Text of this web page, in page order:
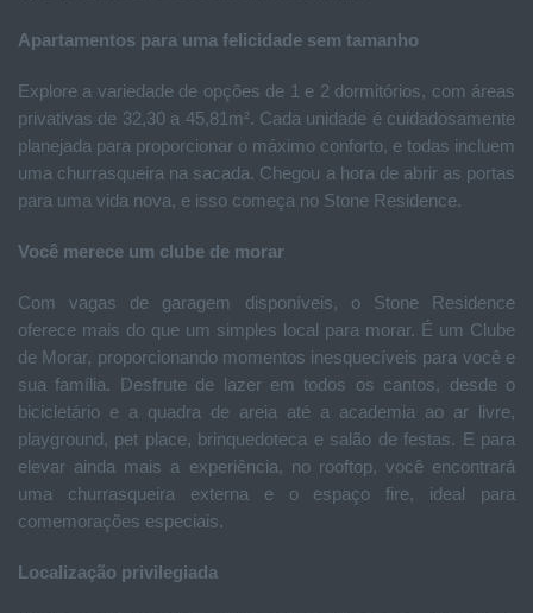
Apartamentos para uma felicidade sem tamanho
Explore a variedade de opções de 1 e 2 dormitórios, com áreas
privativas de 32,30 a 45,81m². Cada unidade é cuidadosamente
planejada para proporcionar o máximo conforto, e todas incluem
uma churrasqueira na sacada. Chegou a hora de abrir as portas
para uma vida nova, e isso começa no Stone Residence.
Você merece um clube de morar
Com vagas de garagem disponíveis, o Stone Residence
oferece mais do que um simples local para morar. É um Clube
de Morar, proporcionando momentos inesquecíveis para você e
sua família. Desfrute de lazer em todos os cantos, desde o
bicicletário e a quadra de areia até a academia ao ar livre,
playground, pet place, brinquedoteca e salão de festas. E para
elevar ainda mais a experiência, no rooftop, você encontrará
uma churrasqueira externa e o espaço fire, ideal para
comemorações especiais.
Localização privilegiada